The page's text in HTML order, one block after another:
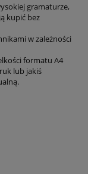
gramaturze,
kupić bez
w zależności
formatu A4
lub jakiś